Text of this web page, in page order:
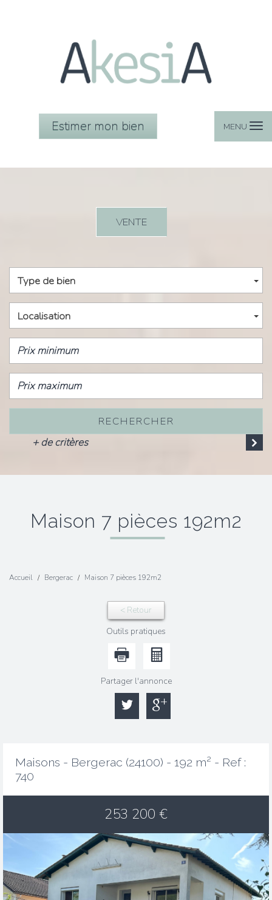
MENU
Estimer mon bien
VENTE
Type de bien
Localisation
RECHERCHER
+ de critères
maison 7 pièces 192m2
Accueil Bergerac Maison 7 pièces 192m2
< Retour
Outils pratiques
Partager l'annonce
Maisons - Bergerac (24100) - 192 m² - Ref :
740
253 200 €